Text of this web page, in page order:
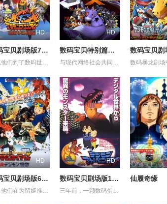
HD
数码宝贝剧场版7：古代数码兽复活
拓也他们到了数码世界的一个浮起的岛，这个岛上的人型数码精灵和兽型是完全对立的，人型的数码精灵帮助了拓也、友树和纯平，而兽型的数码精灵则协助辉二和泉，拓也和辉二竟就此打起上来，后来因其它数码精灵哭了起来而停此。人型的剑道兽，与兽型的小熊兽是好朋友，他们说起洞穴里有古代的数码精灵，认为如果仍然存在的，必定可解救这个岛。两种型态再次战争，拓也进化成炎龙兽......
HD
数码宝贝特别篇：X进化
与现代网络社会共同产生的假想空间「数码世界」，诞生了数位生命体「数码兽」，主机「世界树」管理这个世界的全部。不过、为了建立新数码世界而要除去发展很久的这个世界的同时、「世界树」发动「Ｘ计划」要除去所有的数码兽…现在，数码世界史上最大的危机逼近了！拥有「Ｘ抗体」的多路兽及它的朋友们，应该如何应对呢？
HD
数码宝贝剧场版6：暴走特急
启人他们在为留姬准备生日宴会，令留姬很生气，在留姬训启人时，出现了一只奇怪的究极体数码暴龙——寄生兽！它附身在列车型完全体数码暴龙上，并且控制了留姬，打倒了妖狐兽和堕天地狱兽，还将列车型数码暴龙变成了究极体！被轻易打败后，放出无数自己的复制品，孩子们的生命危在旦夕......，此刻，真红莲形态再次出现……
HD
数码宝贝剧场版1：滚球兽诞生之谜 仙履奇缘